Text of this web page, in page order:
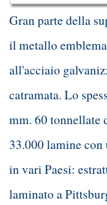
Gran parte della
il metallo
all'acciaio
catramata. Lo
mm. 60 tonnellate
33.000 lamine
in vari Paesi:
laminato a